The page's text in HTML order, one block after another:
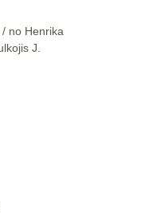
no Henrika
J.